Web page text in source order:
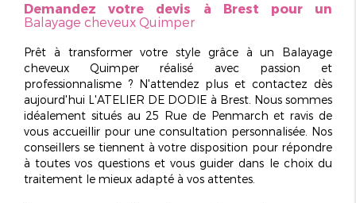
Demandez votre devis à Brest pour un
Balayage cheveux Quimper
Prêt à transformer votre style grâce à un Balayage
cheveux Quimper réalisé avec passion et
professionnalisme ? N'attendez plus et contactez dès
aujourd'hui L'ATELIER DE DODIE à Brest. Nous sommes
idéalement situés au 25 Rue de Penmarch et ravis de
vous accueillir pour une consultation personnalisée . Nos
conseillers se tiennent à votre disposition pour répondre
à toutes vos questions et vous guider dans le choix du
traitement le mieux adapté à vos attentes.